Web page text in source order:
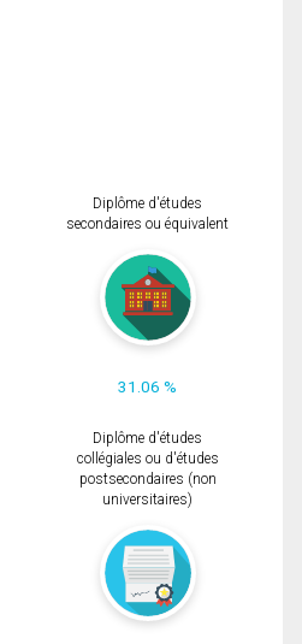
Diplôme d'études
secondaires ou équivalent
31.06 %
Diplôme d'études
collégiales ou d'études
postsecondaires (non
universitaires)